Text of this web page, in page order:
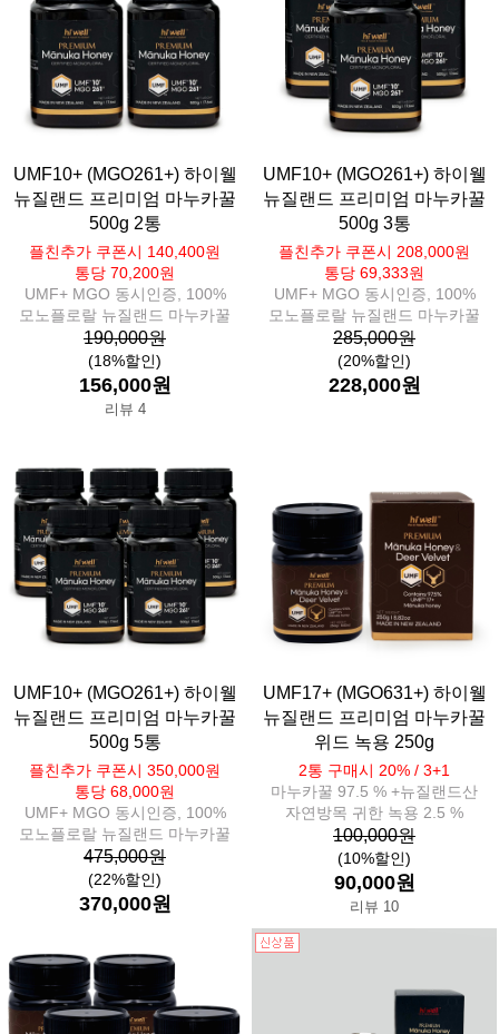
UMF10+ (MGO261+) 하이웰
뉴질랜드 프리미엄 마누카꿀
500g 2통
플친추가 쿠폰시 140,400원
통당 70,200원
UMF+ MGO 동시인증, 100%
모노플로랄 뉴질랜드 마누카꿀
190,000원
(18%할인)
156,000원
리뷰 4
UMF10+ (MGO261+) 하이웰
뉴질랜드 프리미엄 마누카꿀
500g 3통
플친추가 쿠폰시 208,000원
통당 69,333원
UMF+ MGO 동시인증, 100%
모노플로랄 뉴질랜드 마누카꿀
285,000원
(20%할인)
228,000원
UMF10+ (MGO261+) 하이웰
뉴질랜드 프리미엄 마누카꿀
500g 5통
플친추가 쿠폰시 350,000원
통당 68,000원
UMF+ MGO 동시인증, 100%
모노플로랄 뉴질랜드 마누카꿀
475,000원
(22%할인)
370,000원
UMF17+ (MGO631+) 하이웰
뉴질랜드 프리미엄 마누카꿀
위드 녹용 250g
2통 구매시 20% / 3+1
마누카꿀 97.5 % +뉴질랜드산
자연방목 귀한 녹용 2.5 %
100,000원
(10%할인)
90,000원
리뷰 10